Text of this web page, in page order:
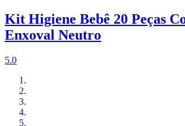
Kit Higiene Bebê 20 Peças
Enxoval Neutro
5.0